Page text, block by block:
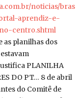
noticias/bras
aprendiz-e-
centro.shtml
as planilhas dos
PLANILHA
DO PT… 8 de abril
do Comitê de